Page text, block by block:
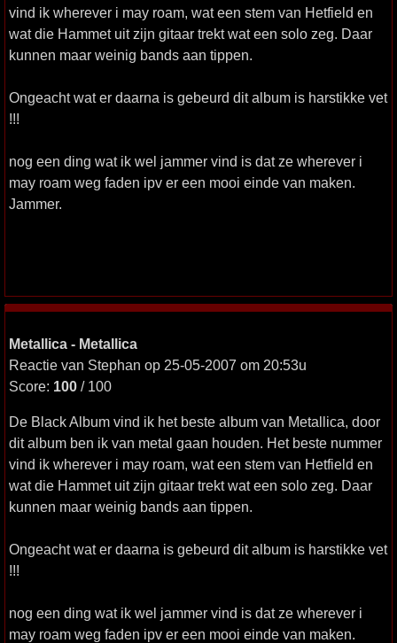
vind ik wherever i may roam, wat een stem van Hetfield en
wat die Hammet uit zijn gitaar trekt wat een solo zeg. Daar
kunnen maar weinig bands aan tippen.
Ongeacht wat er daarna is gebeurd dit album is harstikke vet
!!!
nog een ding wat ik wel jammer vind is dat ze wherever i
may roam weg faden ipv er een mooi einde van maken.
Jammer.
Metallica - Metallica
Reactie van Stephan op 25-05-2007 om 20:53u
Score: 100 / 100
De Black Album vind ik het beste album van Metallica, door
dit album ben ik van metal gaan houden. Het beste nummer
vind ik wherever i may roam, wat een stem van Hetfield en
wat die Hammet uit zijn gitaar trekt wat een solo zeg. Daar
kunnen maar weinig bands aan tippen.
Ongeacht wat er daarna is gebeurd dit album is harstikke vet
!!!
nog een ding wat ik wel jammer vind is dat ze wherever i
may roam weg faden ipv er een mooi einde van maken.